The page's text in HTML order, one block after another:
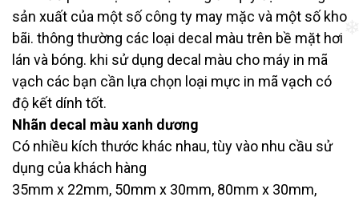
sản xuất của một số công ty may mặc và một số kho
bãi. thông thường các loại decal màu trên bề mặt hơi
lán và bóng. khi sử dụng decal màu cho máy in mã
vạch các bạn cần lựa chọn loại mực in mã vạch có
độ kết dính tốt.
Nhãn decal màu xanh dương
Có nhiều kích thước khác nhau, tùy vào nhu cầu sử
dụng của khách hàng
35mm x 22mm, 50mm x 30mm, 80mm x 30mm,